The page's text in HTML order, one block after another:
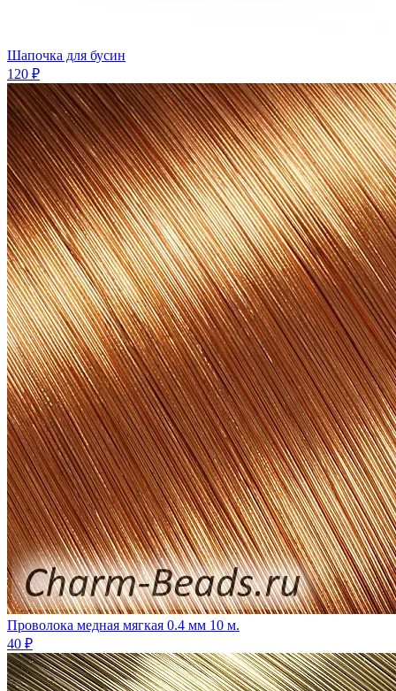
Шапочка для бусин
120 ₽
Проволока медная мягкая 0.4 мм 10 м.
40 ₽